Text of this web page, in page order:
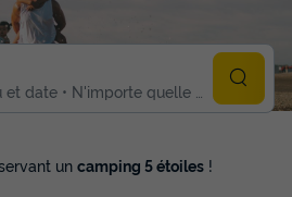
et date
N'importe quelle duree
un camping 5 étoiles !